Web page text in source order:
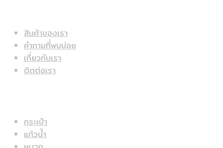
สินค้าของเรา
คำถามที่พบบ่อย
เกี่ยวกับเรา
ติดต่อเรา
กระเป๋า
แก้วน้ำ